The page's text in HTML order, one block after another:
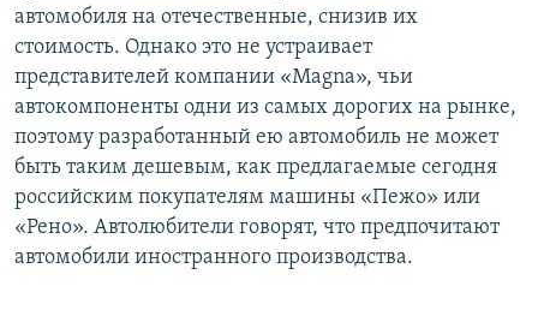
автомобиля на отечественные, снизив их
стоимость. Однако это не устраивает
представителей компании «Magna», чьи
автокомпоненты одни из самых дорогих на рынке,
поэтому разработанный ею автомобиль не может
быть таким дешевым, как предлагаемые сегодня
российским покупателям машины «Пежо» или
«Рено». Автолюбители говорят, что предпочитают
автомобили иностранного производства.